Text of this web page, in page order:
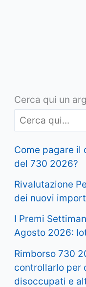
Cerca qui un
Come pagare il
del 730 2026?
Rivalutazione
dei nuovi
I Premi
Agosto 2026:
Rimborso 730
controllarlo per
disoccupati e